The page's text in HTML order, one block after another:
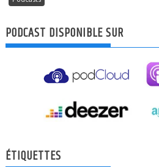
PODCAST DISPONIBLE SUR
ÉTIQUETTES